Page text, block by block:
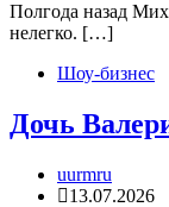
Полгода назад
нелегко. […]
Шоу-бизнес
Дочь
uurmru
13.07.2026